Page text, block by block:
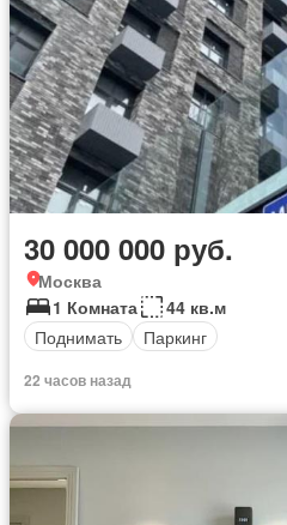
30 000 000 руб.
Москва
1 Комната
44 кв.м
Поднимать
Паркинг
22 часов назад